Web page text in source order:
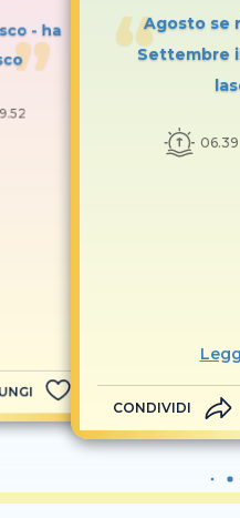
- ha
Agosto se
Settembre
06.39
CONDIVIDI